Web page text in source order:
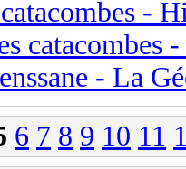
-
catacombes
- La
6 7 8 9 10 11